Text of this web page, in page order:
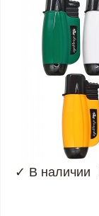
✓ В наличии